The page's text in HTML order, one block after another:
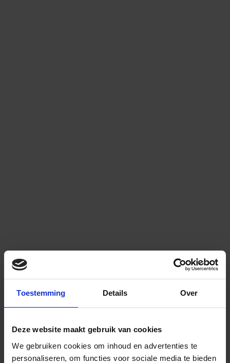
Toestemming Details Over
Deze website maakt gebruik van cookies
We gebruiken cookies om inhoud en advertenties te
personaliseren, om functies voor sociale media te bieden